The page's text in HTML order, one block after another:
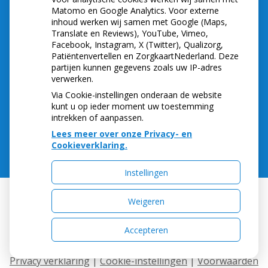
Let op: valse Infomedics-mails over
openstaande rekening
Tanden bleken? Laat het veilig doen!
Gezond tandvlees: de basis voor een gezonde
mond
Naar de tandarts in het buitenland? Wees op je
(Mond)zorgkosten gemaakt in 2025? Check of
die aftrekbaar zijn
Uw Zorg Online|Beheer
Privacy verklaring|Cookie-instellingen|Voorwaarden
Matomo en Google Analytics. Voor externe
inhoud werken wij samen met Google (Maps,
Translate en Reviews), YouTube, Vimeo,
Facebook, Instagram, X (Twitter), Qualizorg,
Patiëntenvertellen en ZorgkaartNederland. Deze
partijen kunnen gegevens zoals uw IP-adres
verwerken.
Via Cookie-instellingen onderaan de website
kunt u op ieder moment uw toestemming
intrekken of aanpassen.
Lees meer over onze Privacy- en
Cookieverklaring.
Instellingen
Weigeren
Accepteren